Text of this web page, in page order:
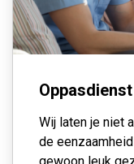
Oppasdienst
Wij laten je niet
de
gewoon leuk